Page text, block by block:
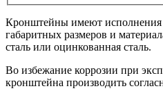
Кронштейны имеют исполнения
габаритных размеров и
сталь или оцинкованная сталь.
Во избежание коррозии при
кронштейна производить